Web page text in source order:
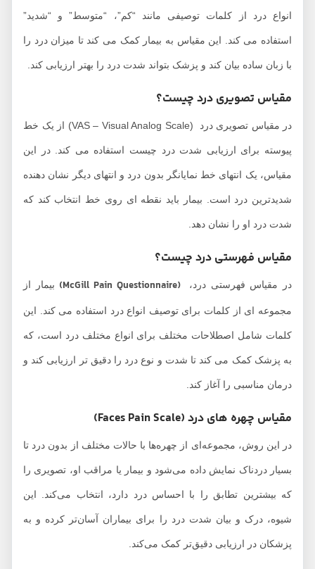
انواع درد از کلمات توصیفی مانند “کم”، “متوسط” و “شدید”
استفاده می ‌کند. این مقیاس به بیمار کمک می ‌کند تا میزان درد را
با زبان ساده بیان کند و پزشک بتواند شدت درد را بهتر ارزیابی کند.
مقیاس تصویری درد چیست؟
در مقیاس تصویری درد (VAS – Visual Analog Scale) از یک خط
پیوسته برای ارزیابی شدت درد چیست استفاده می ‌کند. در این
مقیاس، یک انتهای خط نمایانگر بدون درد و انتهای دیگر نشان ‌دهنده
شدیدترین درد است. بیمار باید نقطه ‌ای روی خط انتخاب کند که
شدت درد او را نشان دهد.
مقیاس فهرستی درد چیست؟
در مقیاس فهرستی درد،(McGill Pain Questionnaire) بیمار از
مجموعه‌ ای از کلمات برای توصیف انواع درد استفاده می‌ کند. این
کلمات شامل اصطلاحات مختلف برای انواع مختلف درد است، که
به پزشک کمک می ‌کند تا شدت و نوع درد را دقیق ‌تر ارزیابی کند و
درمان مناسبی را آغاز کند.
مقیاس چهره‌ های درد (Faces Pain Scale)
در این روش، مجموعه‌ای از چهره‌ها با حالات مختلف از بدون درد تا
بسیار دردناک نمایش داده می‌شود و بیمار یا مراقب او، تصویری را
که بیشترین تطابق را با احساس درد دارد، انتخاب می‌کند. این
شیوه، درک و بیان شدت درد را برای بیماران آسان‌تر کرده و به
پزشکان در ارزیابی دقیق‌تر کمک می‌کند.